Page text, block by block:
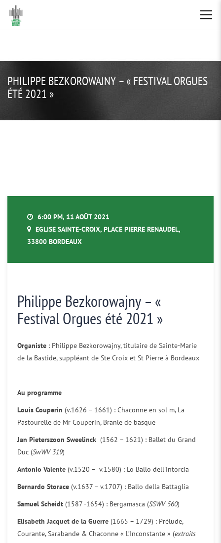
PHILIPPE BEZKOROWAJNY – « FESTIVAL ORGUES
ÉTÉ 2021 »
6:00 PM, 11 AOÛT 2021
EGLISE SAINTE-CROIX, PLACE PIERRE RENAUDEL,
33800 BORDEAUX
Philippe Bezkorowajny – «
Festival Orgues été 2021 »
Organiste : Philippe Bezkorowajny, titulaire de Sainte-Marie
de la Bastide, suppléant de Ste Croix et St Pierre à Bordeaux
Au programme
Louis Couperin (v.1626 – 1661) : Chaconne en sol m, La
Pastourelle de Mr Couperin, Branle de basque
Jan Pieterszoon Sweelinck (1562 – 1621) : Ballet du Grand
Duc (SwWV 319)
Antonio Valente (v.1520 – v.1580) : Lo Ballo dell’intorcia
Bernardo Storace (v.1637 – v.1707) : Ballo della Battaglia
Samuel Scheidt (1587 -1654) : Bergamasca (SSWV 560)
Elisabeth Jacquet de la Guerre (1665 – 1729) : Prélude,
Courante, Sarabande & Chaconne « L’Inconstante » (extraits